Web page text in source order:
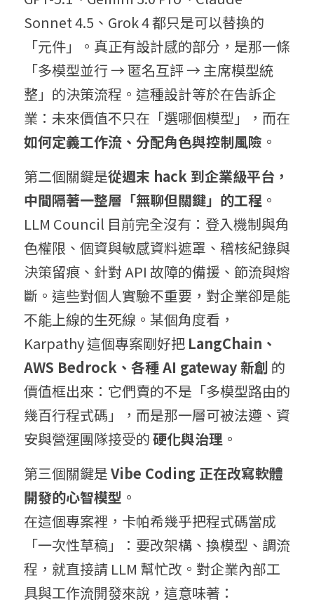
Sonnet 4.5、Grok 4 都只是可以替換的
「元件」。真正有設計感的部分，是那一條
「多模型並行 → 匿名互評 → 主席模型統
整」的決策流程。這種設計等於在告訴企
如何定義工作流、分配角色與控制風險 。
第二個關鍵是從週末 hack 到企業級平台，
中間隔著一整層「無聊但關鍵」的工程 。
LLM Council 目前完全沒有：登入機制與角
色權限、個資與敏感資料遮罩、稽核紀錄與
決策留痕、針對 API 故障的備援、節流與熔
斷。這些對個人實驗不重要，對企業卻是能
不能上線的生死線。某個角度看，
Karpathy 這個專案剛好把 LangChain、
AWS Bedrock、各種 AI gateway 新創 的
價值框出來：它們賣的不是「多模型路由的
幾百行程式碼」，而是那一層可被法遵、資
安與營運團隊接受的 硬化與治理 。
第三個關鍵是 Vibe Coding 正在改寫軟體
開發的心智模型 。
在這個專案裡，卡帕希幾乎把程式碼當成
「一次性草稿」：要改架構、換模型、調流
程，就直接請 LLM 幫忙改。對企業內部工
具與工作流開發來說，這意味著：